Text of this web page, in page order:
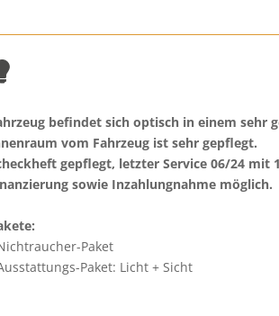
befindet sich optisch in einem sehr
vom Fahrzeug ist sehr gepflegt.
gepflegt, letzter Service 06/24 mit
sowie Inzahlungnahme möglich.
Paket
Paket: Licht + Sicht